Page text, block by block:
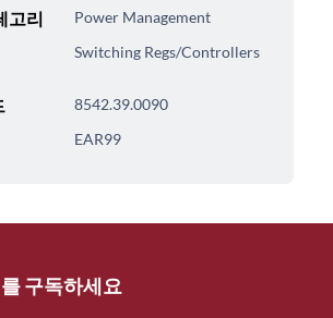
고리 Power Management
Switching Regs/Controllers
8542.39.0090
EAR99
구독하세요